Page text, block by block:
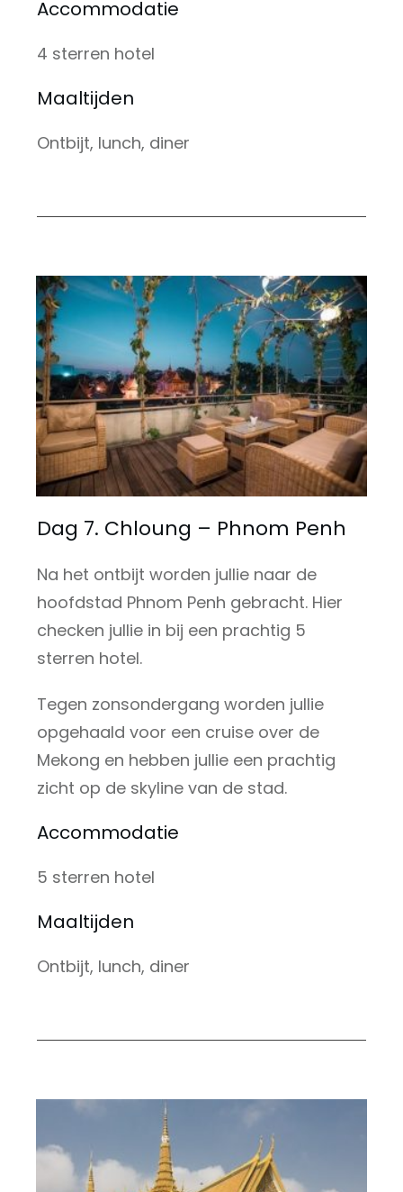
Accommodatie
4 sterren hotel
Maaltijden
Ontbijt, lunch, diner
Dag 7. Chloung – Phnom Penh
Na het ontbijt worden jullie naar de
hoofdstad Phnom Penh gebracht. Hier
checken jullie in bij een prachtig 5
sterren hotel.
Tegen zonsondergang worden jullie
opgehaald voor een cruise over de
Mekong en hebben jullie een prachtig
zicht op de skyline van de stad.
Accommodatie
5 sterren hotel
Maaltijden
Ontbijt, lunch, diner